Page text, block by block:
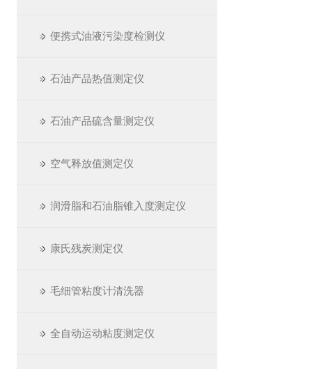
便携式油液污染度检测仪
石油产品热值测定仪
石油产品硫含量测定仪
空气释放值测定仪
润滑脂和石油脂锥入度测定仪
康氏残炭测定仪
毛细管粘度计清洗器
全自动运动粘度测定仪